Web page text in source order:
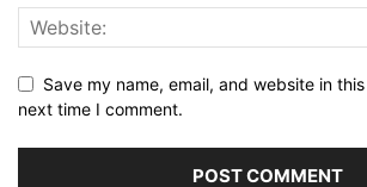
Save my name, email, and website in
next time I comment.